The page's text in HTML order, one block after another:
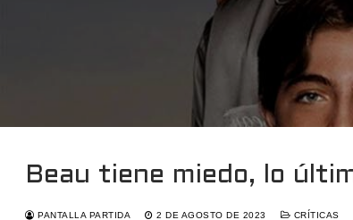
Beau tiene miedo, lo
PANTALLA PARTIDA 2 DE AGOSTO DE 2023 CRÍTICAS